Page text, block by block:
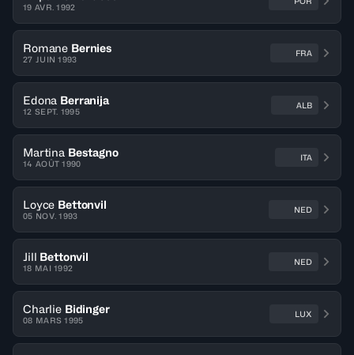
19 AVR. 1992
Romane Bernies
27 JUIN 1993
FRA
Edona Berranija
12 SEPT. 1995
ALB
Martina Bestagno
14 AOÛT 1990
ITA
Loyce Bettonvil
05 NOV. 1993
NED
Jill Bettonvil
18 MAI 1992
NED
Charlie Bidinger
08 MARS 1995
LUX